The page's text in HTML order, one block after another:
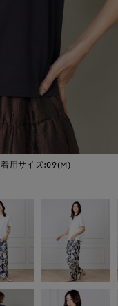
着用サイズ:09(M)